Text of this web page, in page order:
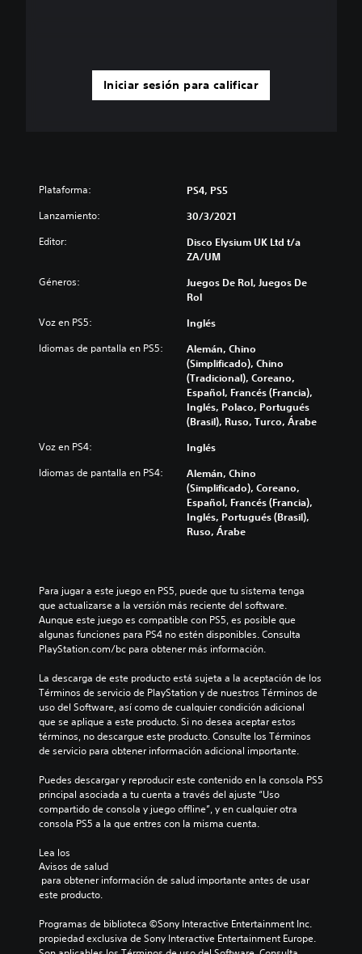
Iniciar sesión para calificar
Plataforma: PS4, PS5
Lanzamiento: 30/3/2021
Editor:
Disco Elysium UK Ltd t/a
ZA/UM
Géneros:
Juegos De Rol, Juegos De
Rol
Voz en PS5: Inglés
Idiomas de pantalla en PS5:
Alemán, Chino
(Simplificado), Chino
(Tradicional), Coreano,
Español, Francés (Francia),
Inglés, Polaco, Portugués
(Brasil), Ruso, Turco, Árabe
Voz en PS4: Inglés
Idiomas de pantalla en PS4:
Alemán, Chino
(Simplificado), Coreano,
Español, Francés (Francia),
Inglés, Portugués (Brasil),
Ruso, Árabe
Para jugar a este juego en PS5, puede que tu sistema tenga
que actualizarse a la versión más reciente del software.
Aunque este juego es compatible con PS5, es posible que
algunas funciones para PS4 no estén disponibles. Consulta
PlayStation.com/bc para obtener más información.
La descarga de este producto está sujeta a la aceptación de los
Términos de servicio de PlayStation y de nuestros Términos de
uso del Software, así como de cualquier condición adicional
que se aplique a este producto. Si no desea aceptar estos
términos, no descargue este producto. Consulte los Términos
de servicio para obtener información adicional importante.
Puedes descargar y reproducir este contenido en la consola PS5
principal asociada a tu cuenta a través del ajuste “Uso
compartido de consola y juego offline”, y en cualquier otra
consola PS5 a la que entres con la misma cuenta.
Lea los
Avisos de salud
este producto.
Programas de biblioteca ©Sony Interactive Entertainment Inc.
propiedad exclusiva de Sony Interactive Entertainment Europe.